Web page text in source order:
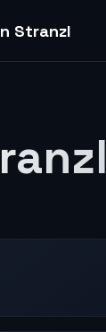
Stranzl